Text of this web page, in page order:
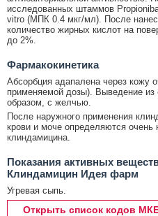
исследованных штаммов
vitro (МПК 0.4 мкг/мл). После
количество жирных кислот на
до 2%.
Фармакокинетика
Абсорбция адапалена через кожу
применяемой дозы). Выведение из
образом, с желчью.
После наружного применения
крови и моче определяются очень
клиндамицина.
Показания активных
Клиндамицин Идея фарм
Угревая сыпь.
Открыть список кодов